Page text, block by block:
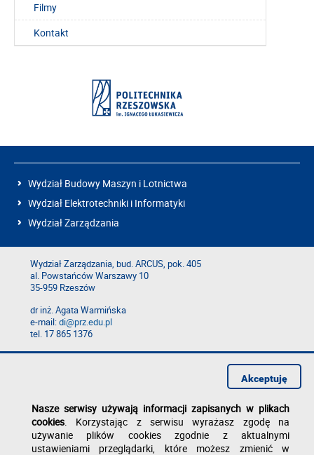
Filmy
Kontakt
Wydział Budowy Maszyn i Lotnictwa
Wydział Elektrotechniki i Informatyki
Wydział Zarządzania
Wydział Zarządzania, bud. ARCUS, pok. 405
al. Powstańców Warszawy 10
35-959 Rzeszów
dr inż. Agata Warmińska
e-mail:di@prz.edu.pl
tel. 17 865 1376
Deklaracja dostępności
Nasze serwisy używają informacji zapisanych w plikach
cookies. Korzystając z serwisu wyrażasz zgodę na
używanie plików cookies zgodnie z aktualnymi
ustawieniami przeglądarki, które możesz zmienić w
Akceptuję